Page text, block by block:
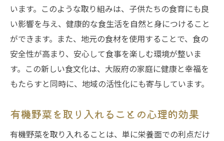
います。このような取り組みは、子供たちの食育にも良
い影響を与え、健康的な食生活を自然と身につけること
ができます。また、地元の食材を使用することで、食の
安全性が高まり、安心して食事を楽しむ環境が整いま
す。この新しい食文化は、大阪府の家庭に健康と幸福を
もたらすと同時に、地域の活性化にも寄与しています。
有機野菜を取り入れることの心理的効果
有機野菜を取り入れることは、単に栄養面での利点だけ